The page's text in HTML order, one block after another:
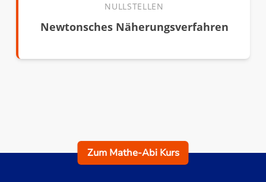
NULLSTELLEN
Newtonsches Näherungsverfahren
Zum Mathe-Abi Kurs